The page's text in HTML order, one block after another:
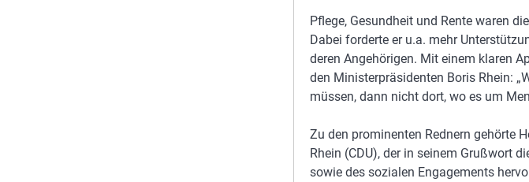
Pflege, Gesundheit und Rente waren
Dabei forderte er u.a. mehr
deren Angehörigen. Mit einem klaren
den Ministerpräsidenten Boris Rhein:
müssen, dann nicht dort, wo es um
Zu den prominenten Rednern gehörte
Rhein (CDU), der in seinem Grußwort
sowie des sozialen Engagements